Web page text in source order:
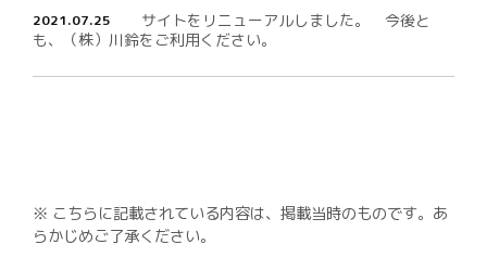
2021.07.25
サイトをリニューアルしました。 今後と
も、（株）川鈴をご利用ください。
※ こちらに記載されている内容は、掲載当時のものです。あ
らかじめご了承ください。